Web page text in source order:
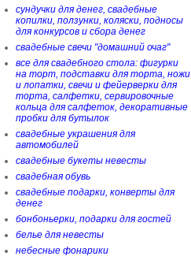
сундучки для денег, свадебные
копилки, ползунки, коляски, подносы
для конкурсов и сбора денег
свадебные свечи "домашний очаг"
все для свадебного стола: фигурки
на торт, подставки для торта, ножи
и лопатки, свечи и фейерверки для
торта, салфетки, сервировочные
кольца для салфеток, декоративные
пробки для бутылок
свадебные украшения для
автомобилей
свадебные букеты невесты
свадебная обувь
свадебные подарки, конверты для
денег
бонбоньерки, подарки для гостей
белье для невесты
небесные фонарики